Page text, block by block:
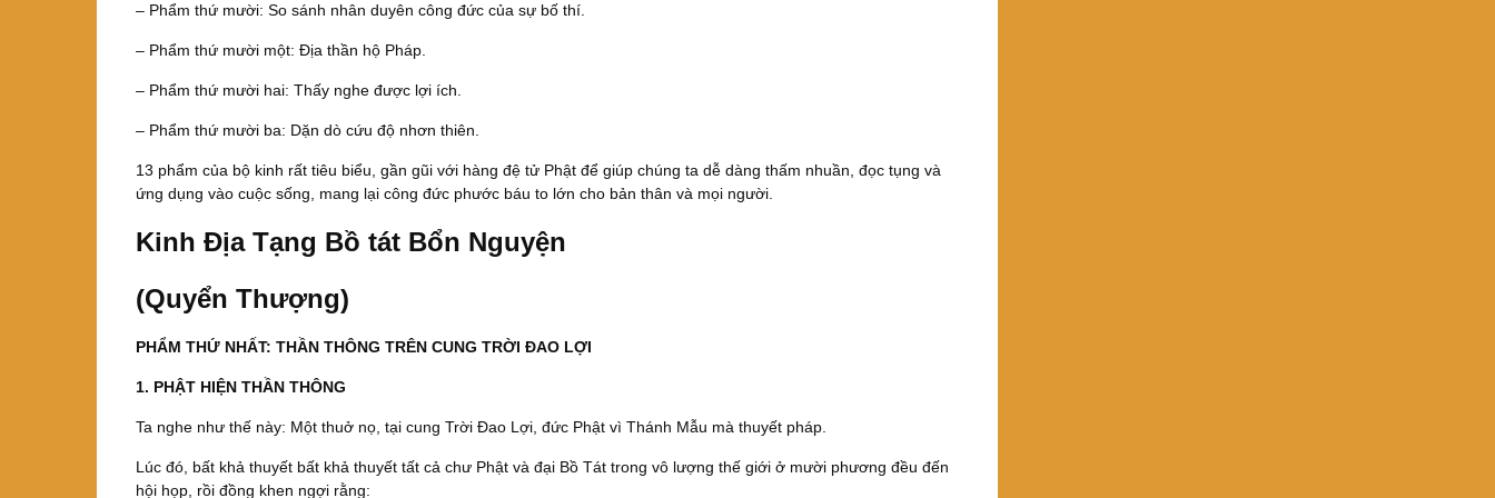
– Phẩm thứ mười: So sánh nhân duyên công đức của sự bố thí.
– Phẩm thứ mười một: Địa thần hộ Pháp.
– Phẩm thứ mười hai: Thấy nghe được lợi ích.
– Phẩm thứ mười ba: Dặn dò cứu độ nhơn thiên.
13 phẩm của bộ kinh rất tiêu biểu, gần gũi với hàng đệ tử Phật để giúp chúng ta dễ dàng thấm nhuần, đọc tụng và
ứng dụng vào cuộc sống, mang lại công đức phước báu to lớn cho bản thân và mọi người.
Kinh Địa Tạng Bồ tát Bổn Nguyện
(Quyển Thượng)
PHẨM THỨ NHẤT: THẦN THÔNG TRÊN CUNG TRỜI ĐAO LỢI
1. PHẬT HIỆN THẦN THÔNG
Ta nghe như thế này: Một thuở nọ, tại cung Trời Đao Lợi, đức Phật vì Thánh Mẫu mà thuyết pháp.
Lúc đó, bất khả thuyết bất khả thuyết tất cả chư Phật và đại Bồ Tát trong vô lượng thế giới ở mười phương đều đến
hội họp, rồi đồng khen ngợi rằng: